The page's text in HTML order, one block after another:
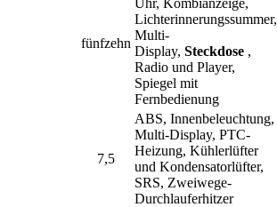
fünfzehn
Lichterinnerungssummer,
Multi-
Display, Steckdose ,
Radio und Player,
Spiegel mit
Fernbedienung
7,5
ABS, Innenbeleuchtung,
Multi-Display, PTC-
Heizung, Kühlerlüfter
und Kondensatorlüfter,
SRS, Zweiwege-
Durchlauferhitzer